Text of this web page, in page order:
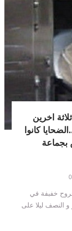
اخرين
كانوا
0
خفبفة في
النصف ليلا على